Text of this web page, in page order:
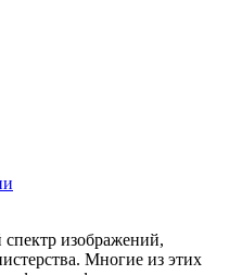
изображений,
Многие из этих